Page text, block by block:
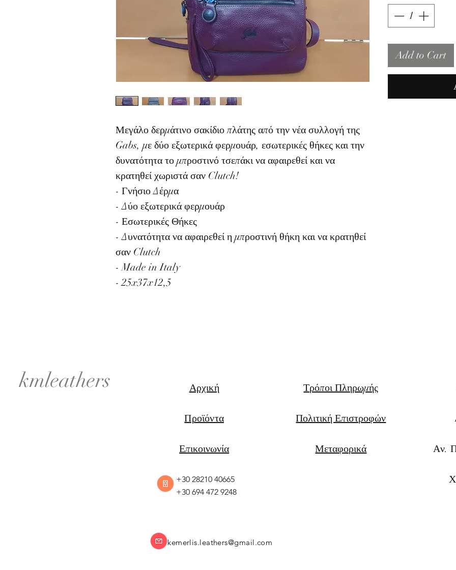
Μεγάλο δερμάτινο σακίδιο πλάτης από την νέα συλλογή της
Gabs, με δύο εξωτερικά φερμουάρ, εσωτερικές θήκες και την
δυνατότητα το μπροστινό τσεπάκι να αφαιρεθεί και να
κρατηθεί χωριστά σαν Clutch!
- Γνήσιο Δέρμα
- Δύο εξωτερικά φερμουάρ
- Εσωτερικές Θήκες
- Δυνατότητα να αφαιρεθεί η μπροστινή θήκη και να κρατηθεί
σαν Clutch
- Made in Italy
- 25x37x12,5
Add to Cart
kmleathers Αρχική
Προϊόντα
Επικοινωνία
+30 28210 40665
+30 694 472 9248
kemerlis.leathers@gmail.com
Τρόποι Πληρωμής
Πολιτική Επιστροφών
Μεταφορικά Αν.